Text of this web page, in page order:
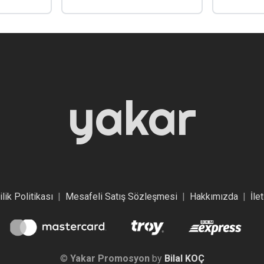
yakar
Politikası| Mesafeli Satış Sözleşmesi| Hakkımızda|
© Yakar Promosyonby Bilal KOÇ